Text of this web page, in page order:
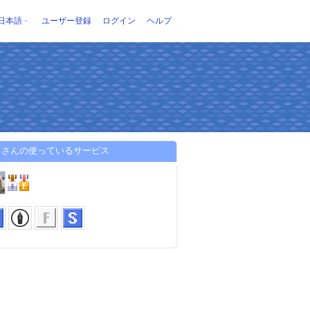
本語 ユーザー登録 ログイン ヘルプ
さんの使っているサービス